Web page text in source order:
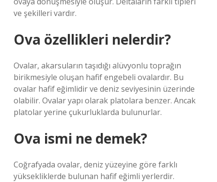
ve şekilleri vardır.
Ova özellikleri nelerdir?
Ovalar, akarsuların taşıdığı alüvyonlu toprağın
birikmesiyle oluşan hafif engebeli ovalardır. Bu
ovalar hafif eğimlidir ve deniz seviyesinin üzerinde
olabilir. Ovalar yapı olarak platolara benzer. Ancak
platolar yerine çukurluklarda bulunurlar.
Ova ismi ne demek?
Coğrafyada ovalar, deniz yüzeyine göre farklı
yüksekliklerde bulunan hafif eğimli yerlerdir.